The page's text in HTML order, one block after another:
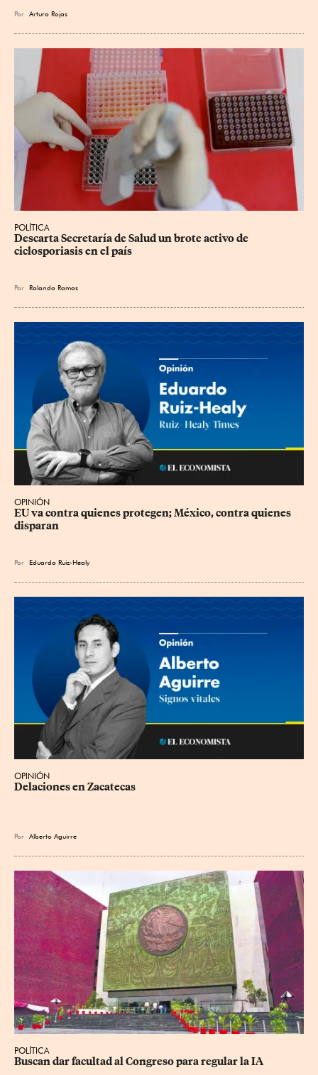
Por Arturo Rojas
POLÍTICA
Descarta Secretaría de Salud un brote activo de
ciclosporiasis en el país
Por Rolando Ramos
OPINIÓN
EU va contra quienes protegen; México, contra quienes
disparan
Por Eduardo Ruiz-Healy
OPINIÓN
Delaciones en Zacatecas
Por Alberto Aguirre
POLÍTICA
Buscan dar facultad al Congreso para regular la IA